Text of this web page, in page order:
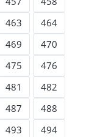
463
464
469
470
475
476
481
482
487
488
493
494